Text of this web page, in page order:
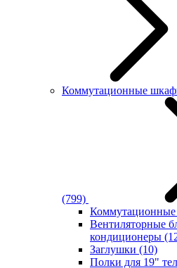
Коммутационные
(799)
Вентиляторные
кондиционеры
Заглушки (10)
Полки для 19"